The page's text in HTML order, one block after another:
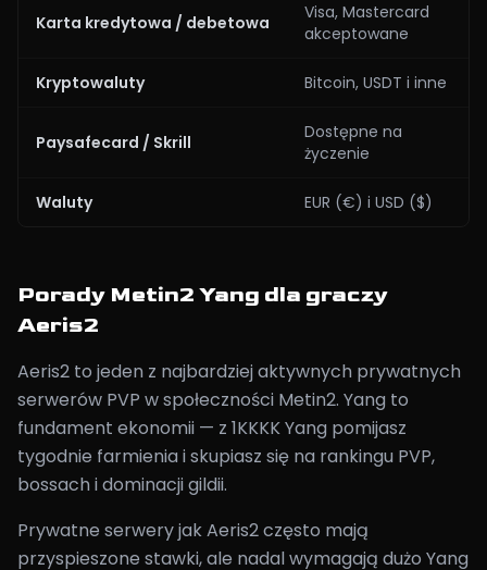
Karta kredytowa / debetowa
Visa, Mastercard
akceptowane
Kryptowaluty Bitcoin, USDT i inne
Paysafecard / Skrill
Dostępne na
życzenie
Waluty EUR (€) i USD ($)
Porady Metin2 Yang dla graczy
Aeris2
Aeris2 to jeden z najbardziej aktywnych prywatnych
serwerów PVP w społeczności Metin2. Yang to
fundament ekonomii — z 1KKKK Yang pomijasz
tygodnie farmienia i skupiasz się na rankingu PVP,
bossach i dominacji gildii.
Prywatne serwery jak Aeris2 często mają
przyspieszone stawki, ale nadal wymagają dużo Yang